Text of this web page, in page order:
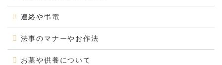
連絡や弔電
法事のマナーやお作法
お墓や供養について